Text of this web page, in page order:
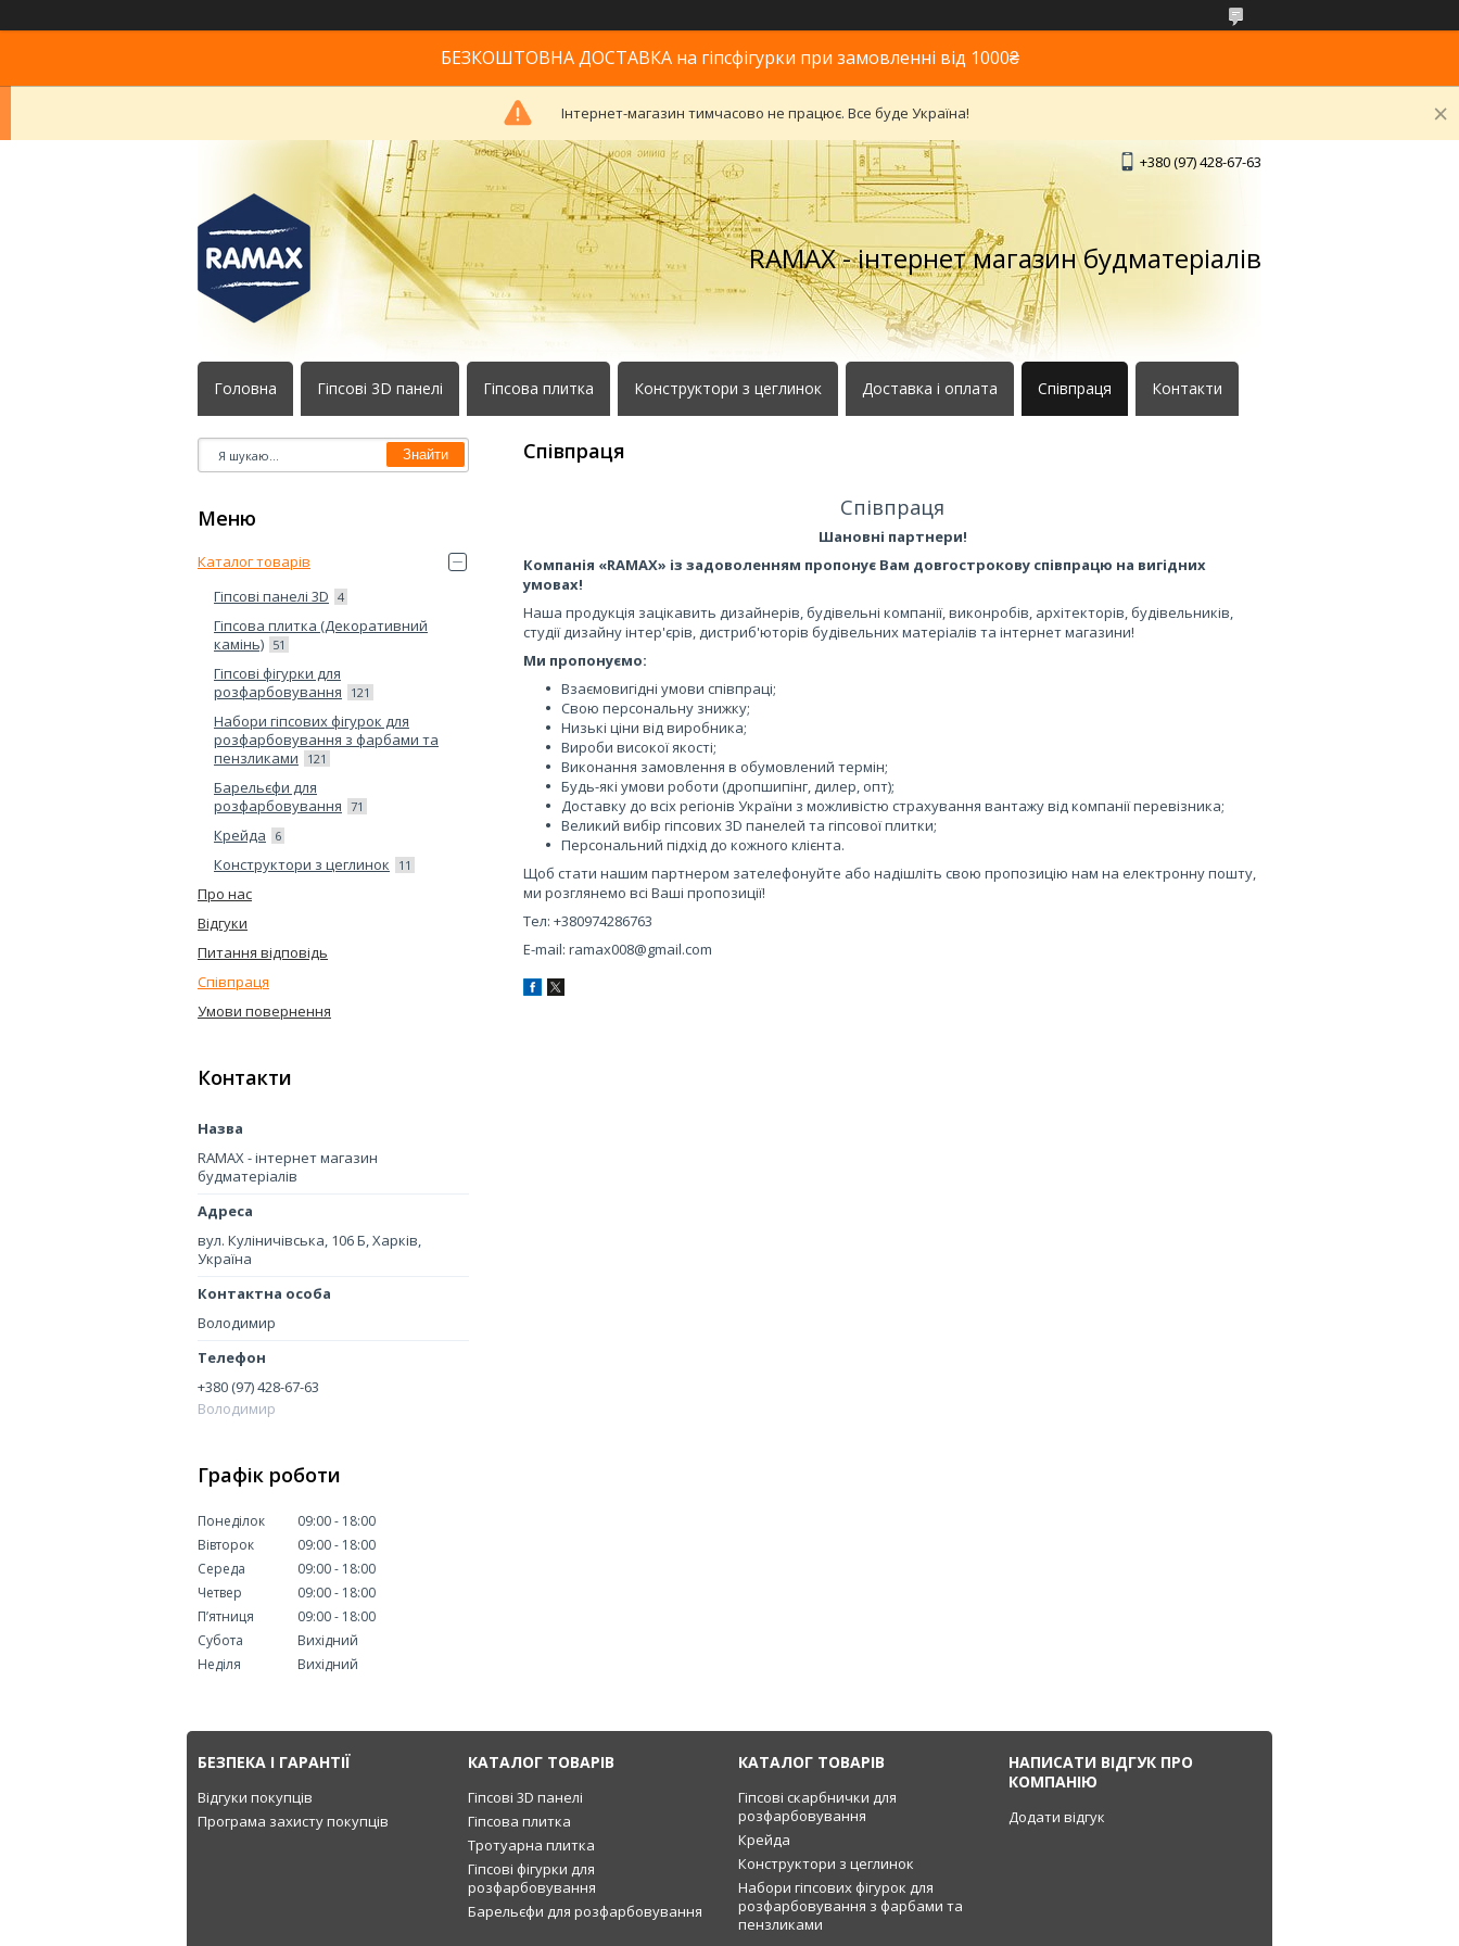
БЕЗКОШТОВНА ДОСТАВКА на гіпсфігурки при замовленні від 1000₴
Інтернет-магазин тимчасово не працює. Все буде Україна!
+380 (97) 428-67-63
RAMAX - інтернет магазин будматеріалів
Головна Гіпсові 3D панелі Гіпсова плитка Конструктори з цеглинок Доставка і оплата Співпраця Контакти
Співпраця
Співпраця
Шановні партнери!
Компанія «RAMAX» із задоволенням пропонує Вам довгострокову співпрацю на вигідних
умовах!
Наша продукція зацікавить дизайнерів, будівельні компанії, виконробів, архітекторів, будівельників,
студії дизайну інтер'єрів, дистриб'юторів будівельних матеріалів та інтернет магазини!
Ми пропонуємо:
Взаємовигідні умови співпраці;
Свою персональну знижку;
Низькі ціни від виробника;
Вироби високої якості;
Виконання замовлення в обумовлений термін;
Будь-які умови роботи (дропшипінг, дилер, опт);
Доставку до всіх регіонів України з можливістю страхування вантажу від компанії перевізника;
Великий вибір гіпсових 3D панелей та гіпсової плитки;
Персональний підхід до кожного клієнта.
Щоб стати нашим партнером зателефонуйте або надішліть свою пропозицію нам на електронну пошту,
ми розглянемо всі Ваші пропозиції!
Тел: +380974286763
E-mail: ramax008@gmail.com
Знайти
Каталог товарів
Гіпсові панелі 3D 4
Гіпсова плитка (Декоративний
камінь) 51
Гіпсові фігурки для
розфарбовування
121
Набори гіпсових фігурок для
розфарбовування з фарбами та
пензликами
121
Барельєфи для
розфарбовування 71
Крейда 6
Конструктори з цеглинок 11
Про нас
Відгуки
Питання відповідь
Співпраця
Умови повернення
Контакти
RAMAX - інтернет магазин
будматеріалів
вул. Куліничівська, 106 Б, Харків,
Україна
Володимир
+380 (97) 428-67-63
Володимир
Графік роботи
Понеділок 09:00
18:00
Вівторок
09:00
18:00
Середа
09:00
18:00
Четвер
09:00
18:00
Пʼятниця
09:00
18:00
Субота
Вихідний
Неділя
Вихідний
БЕЗПЕКА І ГАРАНТІЇ
Відгуки покупців
Програма захисту покупців
КАТАЛОГ ТОВАРІВ
Гіпсові 3D панелі
Гіпсова плитка
Тротуарна плитка
Гіпсові фігурки для
розфарбовування
Барельєфи для розфарбовування
КАТАЛОГ ТОВАРІВ
Гіпсові скарбнички для
розфарбовування
Крейда
Конструктори з цеглинок
Набори гіпсових фігурок для
розфарбовування з фарбами та
пензликами
НАПИСАТИ ВІДГУК ПРО
КОМПАНІЮ
Додати відгук